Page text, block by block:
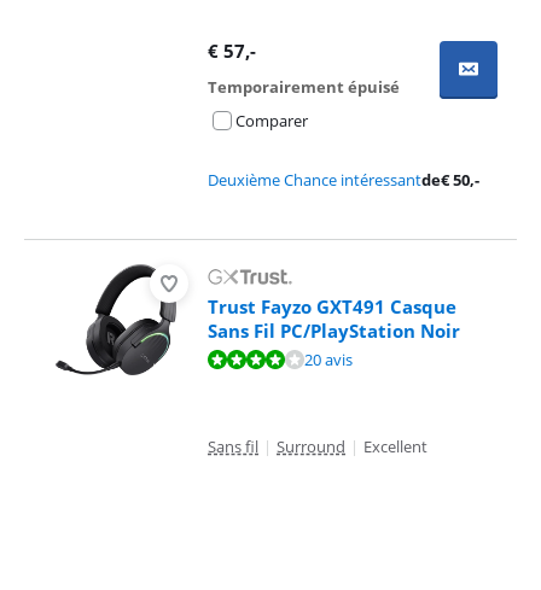
€ 57,-
Temporairement épuisé
Comparer
Deuxième Chance intéressantde€50,-
Trust Fayzo GXT491 Casque
Sans Fil PC/PlayStation Noir
La note est de 7,9 sur 10, basée sur 20 avis.20 avis
Sans fil | Surround | Excellent